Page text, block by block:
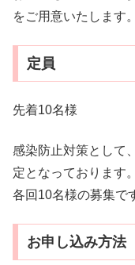
をご用意いたします。
定員
先着10名様
感染防止対策として
定となっております。
各回10名様の募集で
お申し込み方法